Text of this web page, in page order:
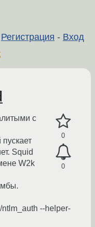
Регистрация - Вход
0
0
с
Squid
W2k
--helper-